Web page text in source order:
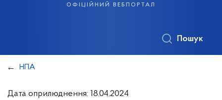
офіційний вебпортал
Пошук
НПА
Дата оприлюднення: 18.04.2024